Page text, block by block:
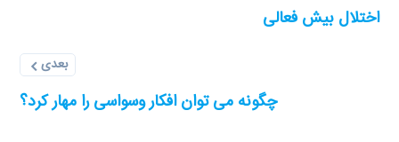
اختلال بیش فعالی
بعدی
چگونه می توان افکار وسواسی را مهار کرد؟